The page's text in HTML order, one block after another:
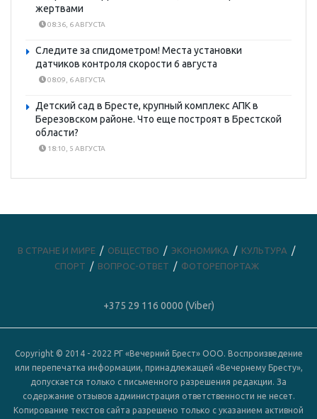
жертвами
08:36, 6 АВГУСТА
Следите за спидометром! Места установки
датчиков контроля скорости 6 августа
08:09, 6 АВГУСТА
Детский сад в Бресте, крупный комплекс АПК в
Березовском районе. Что еще построят в Брестской
области?
18:10, 5 АВГУСТА
В СТРАНЕ И МИРЕ ОБЩЕСТВО ЭКОНОМИКА
КУЛЬТУРА
СПОРТ
ВОПРОС-ОТВЕТ ФОТОРЕПОРТАЖ
+375 29 116 0000 (Viber)
Copyright © 2014 - 2022 РГ «Вечерний Брест» ООО. Воспроизведение
или перепечатка информации, принадлежащей «Вечернему Бресту»,
допускается только с письменного разрешения редакции. За
содержание отзывов администрация ответственности не несет.
Копирование текстов сайта разрешено только с указанием активной